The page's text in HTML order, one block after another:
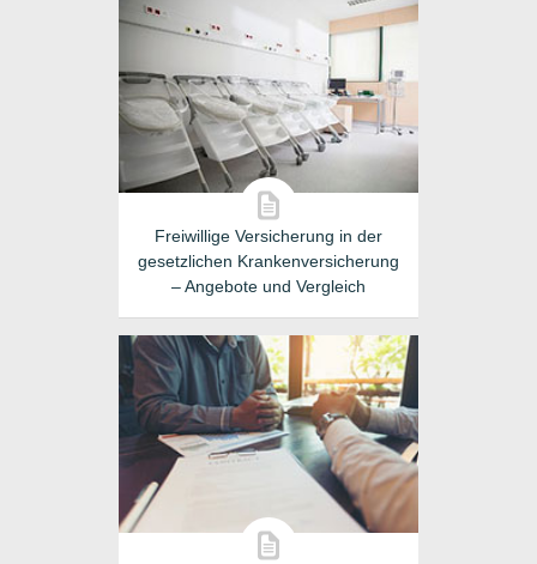
Freiwillige Versicherung in der
gesetzlichen Krankenversicherung
– Angebote und Vergleich